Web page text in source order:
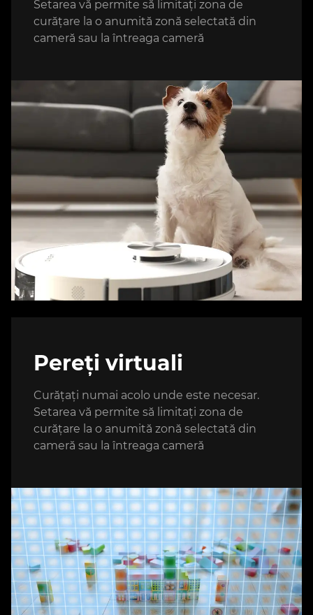
Setarea vă permite să limitați zona de
curățare la o anumită zonă selectată din
cameră sau la întreaga cameră
Pereți virtuali
Curățați numai acolo unde este necesar.
Setarea vă permite să limitați zona de
curățare la o anumită zonă selectată din
cameră sau la întreaga cameră